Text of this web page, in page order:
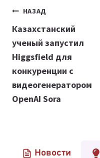
Навигация
по
записям
НАЗАД
Казахстанский
ученый запустил
Higgsfield для
конкуренции с
видеогенератором
OpenAI Sora
Новости